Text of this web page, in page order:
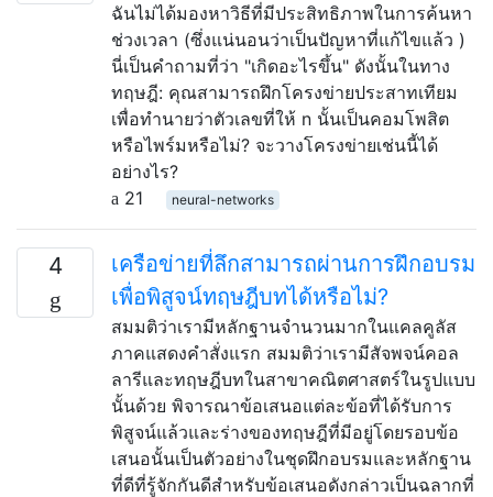
ฉันไม่ได้มองหาวิธีที่มีประสิทธิภาพในการค้นหา
ช่วงเวลา (ซึ่งแน่นอนว่าเป็นปัญหาที่แก้ไขแล้ว )
นี่เป็นคำถามที่ว่า "เกิดอะไรขึ้น" ดังนั้นในทาง
ทฤษฎี: คุณสามารถฝึกโครงข่ายประสาทเทียม
เพื่อทำนายว่าตัวเลขที่ให้ n นั้นเป็นคอมโพสิต
หรือไพร์มหรือไม่? จะวางโครงข่ายเช่นนี้ได้
อย่างไร?
21
neural-networks
4
เครือข่ายที่ลึกสามารถผ่านการฝึกอบรม
เพื่อพิสูจน์ทฤษฎีบทได้หรือไม่?
สมมติว่าเรามีหลักฐานจำนวนมากในแคลคูลัส
ภาคแสดงคำสั่งแรก สมมติว่าเรามีสัจพจน์คอล
ลารีและทฤษฎีบทในสาขาคณิตศาสตร์ในรูปแบบ
นั้นด้วย พิจารณาข้อเสนอแต่ละข้อที่ได้รับการ
พิสูจน์แล้วและร่างของทฤษฎีที่มีอยู่โดยรอบข้อ
เสนอนั้นเป็นตัวอย่างในชุดฝึกอบรมและหลักฐาน
ที่ดีที่รู้จักกันดีสำหรับข้อเสนอดังกล่าวเป็นฉลากที่